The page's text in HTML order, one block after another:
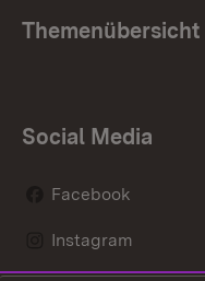
Themenübersicht
Social Media
Facebook
Instagram